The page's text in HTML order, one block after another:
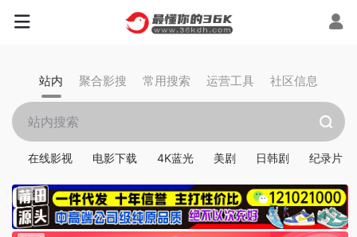
站内 聚合影搜 常用搜索 运营工具 社区信息
在线影视 电影下载 4K蓝光 美剧 日韩剧 纪录片